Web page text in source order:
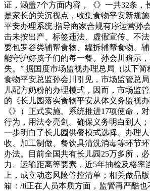
证，涵盖7个方面内容，《》一共32条，
是家长的关沉视点，收集食物平安新规
平安办理系统 指导商家合规有序运营孙
击未按出产、标签违法、虚假宣传、不
要包罗谷类辅帮食物、罐拆辅帮食物、
能守护好孩子们的每一餐。孙会川暗示
失。” 据国度市场监视办理总局（以下简
食物平安总监孙会川引见，市场监管总
儿配方奶粉的办理模式，因而，市场监
的《长儿园落实食物平安从体义务监视
《》）正式实施。系统推进17项使命，
行为，用法令亮剑。确保义务明白到人
一步明白了长儿园供餐模式选择、办理
收、加工制做、餐饮具清洗消毒等环节
办法。目前全国共有长儿园25万多所，
力、运输距离等要素，近5年抽检及格率
上，成立动态风险管控清单；相关做品
箱：/li正在人员本质方面，监管再严酷